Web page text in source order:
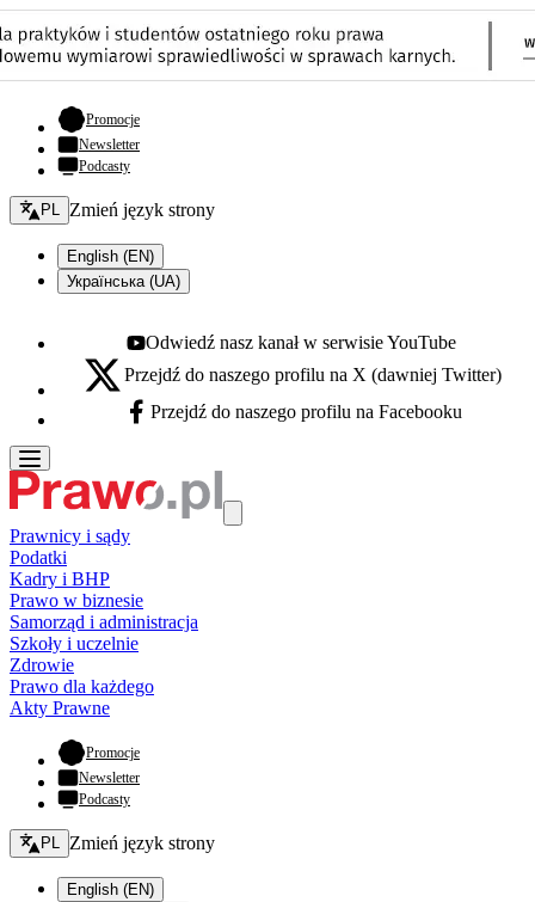
Promocje- otwiera się w nowej karcie
Newsletter
Podcasty
Zmień język - bieżący:
PL Zmień język strony
English (EN)
Українська (UA)
Youtube - otwiera się w nowej karcie
Odwiedź nasz kanał w serwisie YouTube
X - otwiera się w nowej karcie
Przejdź do naszego profilu na X (dawniej Twitter)
Facebook - otwiera się w nowej karcie
Przejdź do naszego profilu na Facebooku
Prawnicy i sądy
Podatki
Kadry i BHP
Prawo w biznesie
Samorząd i administracja
Szkoły i uczelnie
Zdrowie
Prawo dla każdego
Akty Prawne
Promocje- otwiera się w nowej karcie
Newsletter
Podcasty
Zmień język - bieżący:
PL Zmień język strony
English (EN)